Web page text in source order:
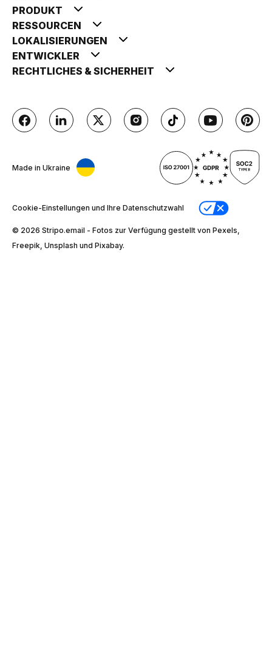
PRODUKT
RESSOURCEN
LOKALISIERUNGEN
ENTWICKLER
RECHTLICHES & SICHERHEIT
Made in Ukraine
Cookie-Einstellungen und Ihre Datenschutzwahl
© 2026 Stripо.email - Fotos zur Verfügung gestellt von Pexels,
Freepik, Unsplash und Pixabay.